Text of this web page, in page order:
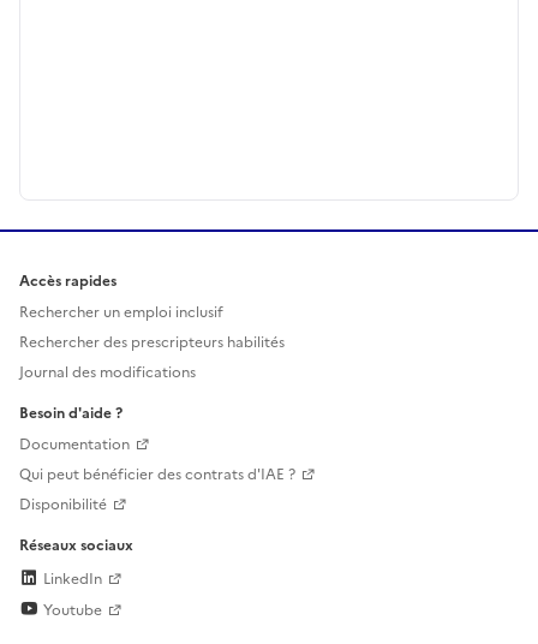
Accès rapides
Rechercher un emploi inclusif
Rechercher des prescripteurs habilités
Journal des modifications
Besoin d'aide ?
Documentation
Qui peut bénéficier des contrats d'IAE ?
Disponibilité
Réseaux sociaux
LinkedIn
Youtube